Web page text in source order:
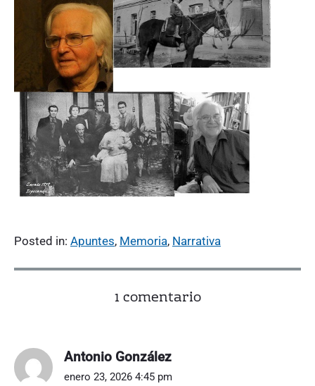
Posted in: Apuntes, Memoria, Narrativa
1 comentarioo
Antonio González
enero 23, 2026 4:45 pm